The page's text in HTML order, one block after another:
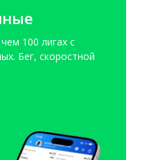
100 лигах с
Бег, скоростной